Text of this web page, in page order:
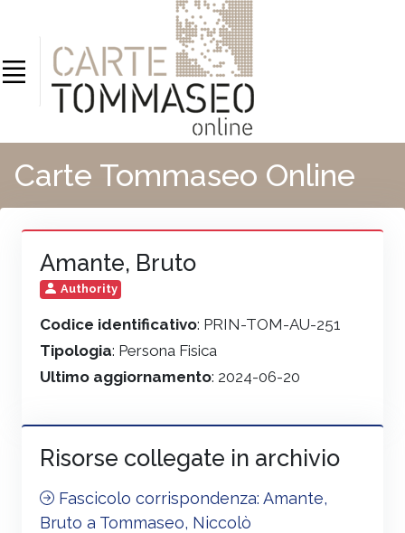
Carte Tommaseo Online
Amante, Bruto
Authority
Codice identificativo: PRIN-TOM-AU-251
Tipologia: Persona Fisica
Ultimo aggiornamento: 2024-06-20
Risorse collegate in archivio
Fascicolo corrispondenza: Amante,
Bruto a Tommaseo, Niccolò